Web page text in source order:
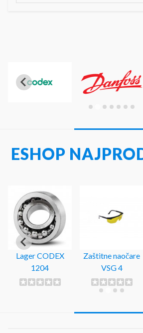
ESHOP
Lager CODEX
1204
Zaštitne naočare
VSG 4